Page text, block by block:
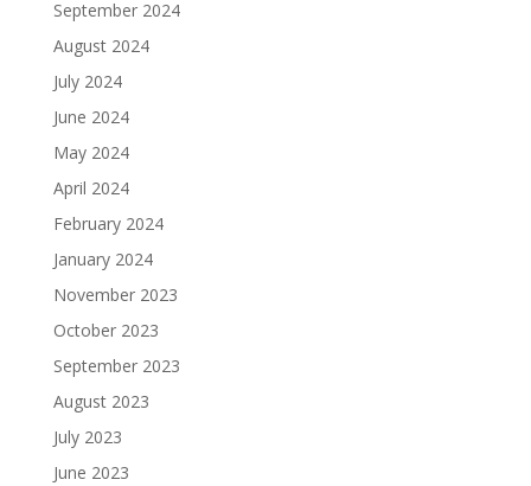
September 2024
August 2024
July 2024
June 2024
May 2024
April 2024
February 2024
January 2024
November 2023
October 2023
September 2023
August 2023
July 2023
June 2023